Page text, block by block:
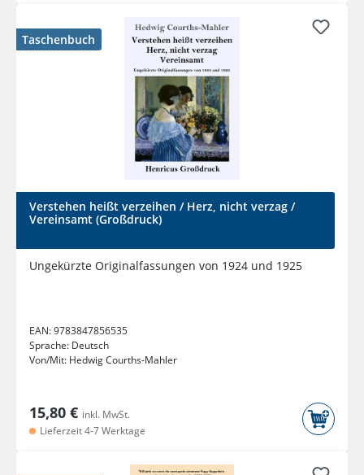
Taschenbuch
Verstehen heißt verzeihen / Herz, nicht verzag /
Vereinsamt (Großdruck)
Ungekürzte Originalfassungen von 1924 und 1925
EAN:9783847856535
Sprache: Deutsch
Von/Mit: Hedwig Courths-Mahler
15,80 € inkl. MwSt.
Lieferzeit 4-7 Werktage